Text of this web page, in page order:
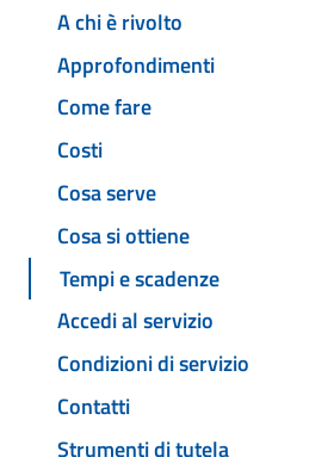
A chi è rivolto
Approfondimenti
Come fare
Costi
Cosa serve
Cosa si ottiene
Tempi e scadenze
Accedi al servizio
Condizioni di servizio
Contatti
Strumenti di tutela